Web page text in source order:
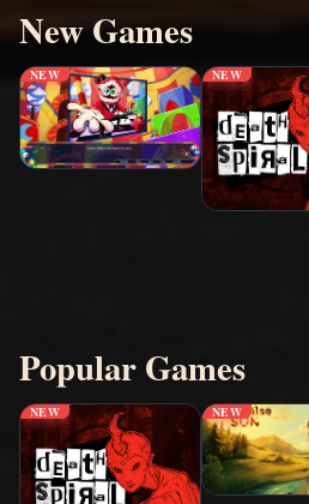
New Games
NEW NEW
Popular Games
NEW NEW